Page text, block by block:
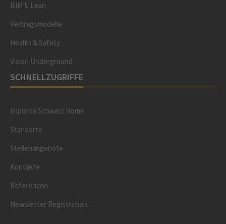
BIM & Lean
Vertragsmodelle
Health & Safety
Vision Underground
SCHNELLZUGRIFFE
Implenia Schweiz Home
Standorte
Stellenangebote
Kontakte
Referenzen
Newsletter Registration